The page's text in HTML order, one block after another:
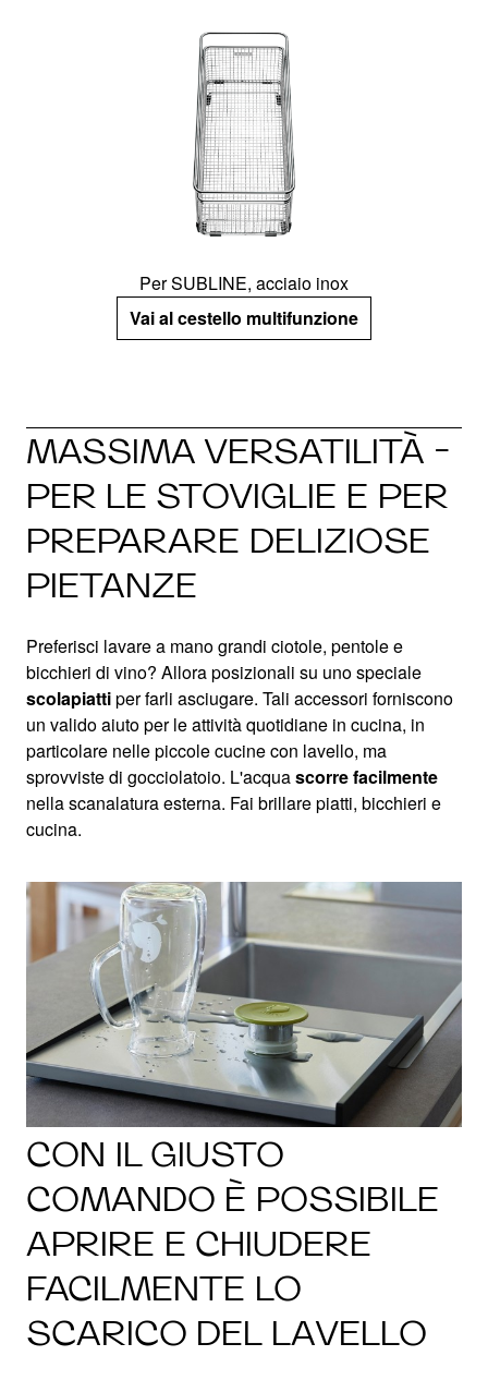
Per SUBLINE, acciaio inox
Vai al cestello multifunzione
MASSIMA VERSATILITÀ -
PER LE STOVIGLIE E PER
PREPARARE DELIZIOSE
PIETANZE
Preferisci lavare a mano grandi ciotole, pentole e
bicchieri di vino? Allora posizionali su uno speciale
scolapiattiper farli asciugare. Tali accessori forniscono
un valido aiuto per le attività quotidiane in cucina, in
particolare nelle piccole cucine con lavello, ma
sprovviste di gocciolatoio. L'acquascorre facilmente
nella scanalatura esterna. Fai brillare piatti, bicchieri e
cucina.
CON IL GIUSTO
COMANDO È POSSIBILE
APRIRE E CHIUDERE
FACILMENTE LO
SCARICO DEL LAVELLO